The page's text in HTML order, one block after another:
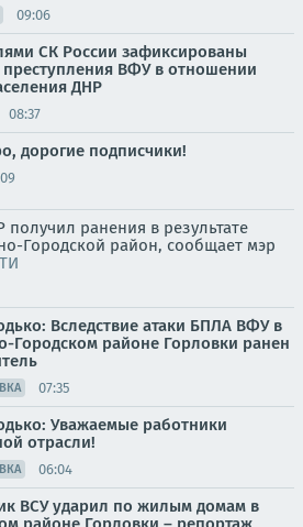
09:06
СК России зафиксированы
ВФУ в отношении
ДНР
08:37
дорогие подписчики!
ранения в результате
Городской район, сообщает мэр
Вследствие атаки БПЛА ВФУ в
Городском районе Горловки ранен
07:35
Уважаемые работники
отрасли!
06:04
ВСУ ударил по жилым домам в